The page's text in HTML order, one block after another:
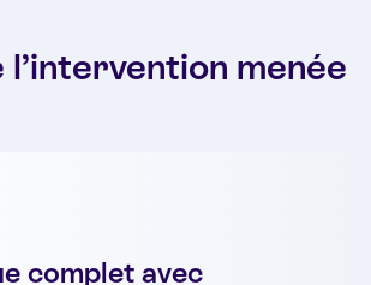
menée
complet avec